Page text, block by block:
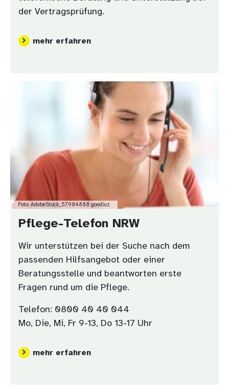
der Vertragsprüfung.
mehr erfahren
Foto: AdobeStock_57984888 goodluz
Pflege-Telefon NRW
Wir unterstützen bei der Suche nach dem
passenden Hilfsangebot oder einer
Beratungsstelle und beantworten erste
Fragen rund um die Pflege.
Telefon: 0800 40 40 044
Mo, Die, Mi, Fr 9-13, Do 13-17 Uhr
mehr erfahren